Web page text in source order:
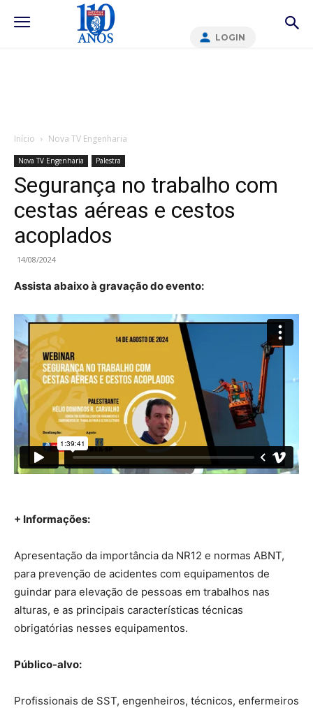
LOGIN
Início Nova TV Engenharia
Nova TV Engenharia Palestra
Segurança no trabalho com
cestas aéreas e cestos
acoplados
14/08/2024
Assista abaixo à gravação do evento:
+ Informações:
Apresentação da importância da NR12 e normas ABNT,
para prevenção de acidentes com equipamentos de
guindar para elevação de pessoas em trabalhos nas
alturas, e as principais características técnicas
obrigatórias nesses equipamentos.
Público-alvo:
Profissionais de SST, engenheiros, técnicos, enfermeiros